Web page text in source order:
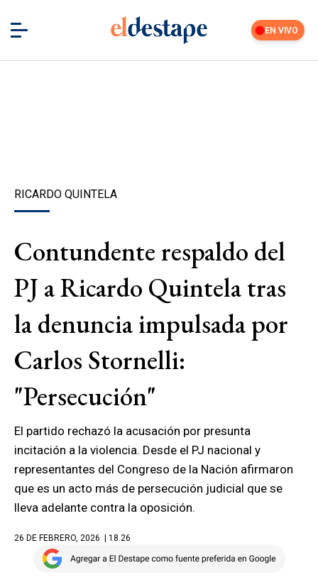
EN VIVO
RICARDO QUINTELA
Contundente respaldo del
PJ a Ricardo Quintela tras
la denuncia impulsada por
Carlos Stornelli:
"Persecución"
El partido rechazó la acusación por presunta
incitación a la violencia. Desde el PJ nacional y
representantes del Congreso de la Nación afirmaron
que es un acto más de persecución judicial que se
lleva adelante contra la oposición.
26 DE FEBRERO, 2026 | 18.26